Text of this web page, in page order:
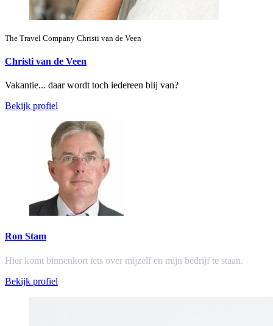
The Travel Company Christi van de Veen
Christi van de Veen
Vakantie... daar wordt toch iedereen blij van?
Bekijk profiel
Ron Stam
Hier komt binnenkort iets over mijzelf en mijn bedrijf te staan.
Bekijk profiel